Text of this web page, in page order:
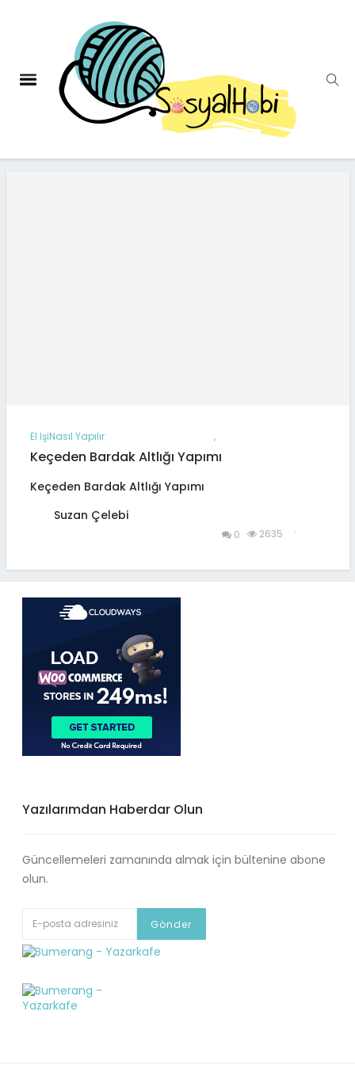
El Işi ,
Nasıl Yapılır
Keçeden Bardak Altlığı Yapımı
Keçeden Bardak Altlığı Yapımı
.
Suzan Çelebi
0 2635
Yazılarımdan Haberdar Olun
Güncellemeleri zamanında almak için bültenine abone
olun.